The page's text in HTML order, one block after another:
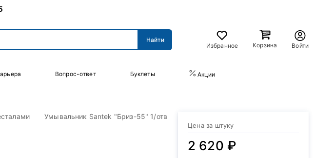
Избранное
Корзина Войти
Вопрос-ответ Буклеты Акции
Умывальник Santek "Бриз-55" 1/отв
Цена за штуку
2 620 ₽